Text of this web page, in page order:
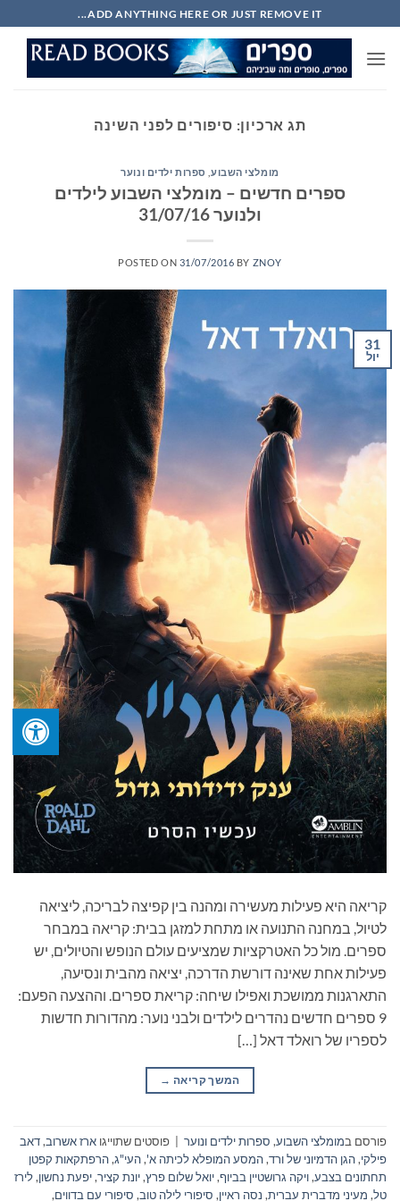
to
content
ADD ANYTHING HERE OR JUST REMOVE IT...
תג ארכיון: סיפורים לפני השינה
מומלצי השבוע ספרות ילדים ונוער
ספרים חדשים – מומלצי השבוע לילדים
ולנוער 31/07/16
POSTED ON 31/07/2016 BY ZNOY
31
יול
קריאה היא פעילות מעשירה ומהנה בין קפיצה לבריכה, ליציאה
לטיול, במחנה התנועה או מתחת למזגן בבית: קריאה במבחר
ספרים. מול כל האטרקציות שמציעים עולם הנופש והטיולים, יש
פעילות אחת שאינה דורשת הדרכה, יציאה מהבית ונסיעה,
התארגנות ממושכת ואפילו שיחה: קריאת ספרים. וההצעה הפעם:
9 ספרים חדשים נהדרים לילדים ולבני נוער: מהדורות חדשות
לספריו של רואלד דאל […]
המשך קריאה →
פורסם במומלצי השבוע, ספרות ילדים ונוער פוסטים שתוייגו ארז אשרוב,דאב
פילקי,הגן הדמיוני של ורד,המסע המופלא לכיתה א',העי"ג,הרפתקאות קפטן
תחתונים בצבע,ויקה גרושטיין בביוף,יואל שלום פרץ,יונת קציר,יפעת נחשון,לירז
טל, מעיני מדברית עברית, נסה ראיין, סיפורי לילה טוב, סיפורי עם בדווים,